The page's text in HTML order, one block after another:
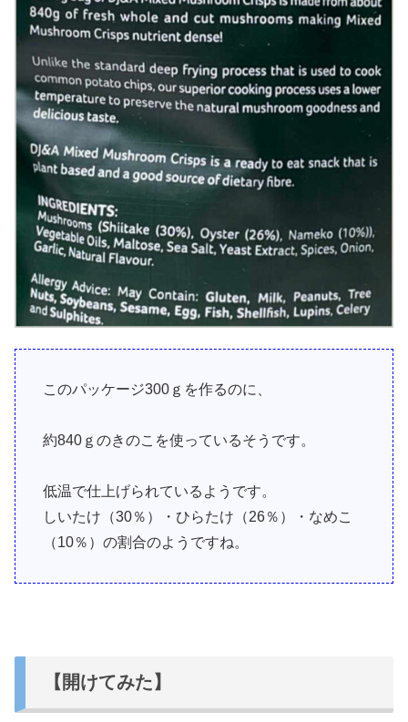
このパッケージ300ｇを作るのに、
約840ｇのきのこを使っているそうです。
低温で仕上げられているようです。
しいたけ（30％）・ひらたけ（26％）・なめこ
（10％）の割合のようですね。
【開けてみた】